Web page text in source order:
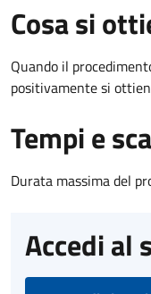
Cosa si
Quando il
positivamente si
Tempi e
Durata massima del
Accedi al